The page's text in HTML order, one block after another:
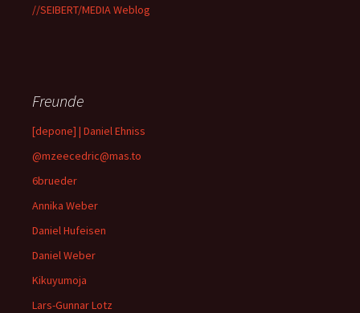
//SEIBERT/MEDIA Weblog
Freunde
[depone] | Daniel Ehniss
@mzeecedric@mas.to
6brueder
Annika Weber
Daniel Hufeisen
Daniel Weber
Kikuyumoja
Lars-Gunnar Lotz